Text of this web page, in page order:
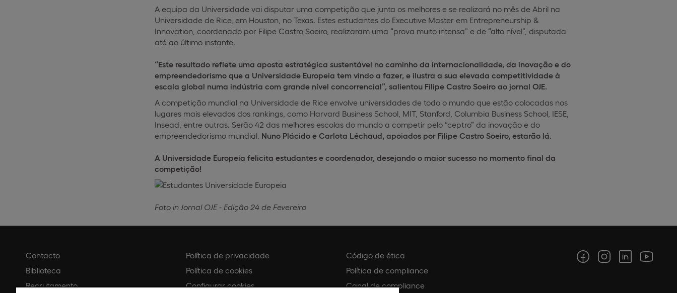
A equipa da Universidade vai disputar uma competição que junta os melhores e se realizará no mês de Abril na
Universidade de Rice, em Houston, no Texas. Estes estudantes do Executive Master em Entrepreneurship &
Innovation, coordenadopor Filipe Castro Soeiro, realizaram uma “prova muito intensa” e de “alto nível”, disputada
até ao último instante.
“Este resultado reflete uma aposta estratégica sustentável no caminho da internacionalidade, da inovação e do
empreendedorismo que a Universidade Europeia tem vindo a fazer, e ilustra a sua elevada competitividade à
escala global numa indústria com grande nível concorrencial”, salientou Filipe Castro Soeiro ao jornal OJE.
A competição mundial na Universidade de Rice envolve universidades de todo o mundo que estão colocadas nos
lugares mais elevados dos rankings, como Harvard Business School, MIT, Stanford, Columbia Business School, IESE,
Insead, entre outras. Serão 42 das melhores escolas do mundo a competir pelo “ceptro” da inovação e do
empreendedorismo mundial. Nuno Plácido e Carlota Léchaud, apoiados por Filipe Castro Soeiro, estarão lá.
A Universidade Europeia felicita estudantes e coordenador, desejando o maior sucesso no momento final da
competição!
Foto in Jornal OJE - Edição 24 de Fevereiro
Contacto
Biblioteca
Recrutamento
Política de privacidade
Política de cookies
Configurar cookies
Código de ética
Política de compliance
Canal de compliance